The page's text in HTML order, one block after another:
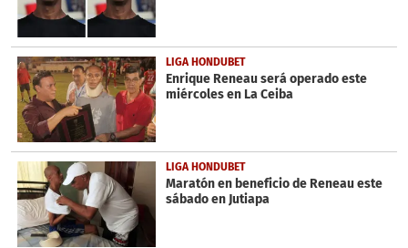
LIGA HONDUBET
Enrique Reneau será operado este
miércoles en La Ceiba
LIGA HONDUBET
Maratón en beneficio de Reneau este
sábado en Jutiapa